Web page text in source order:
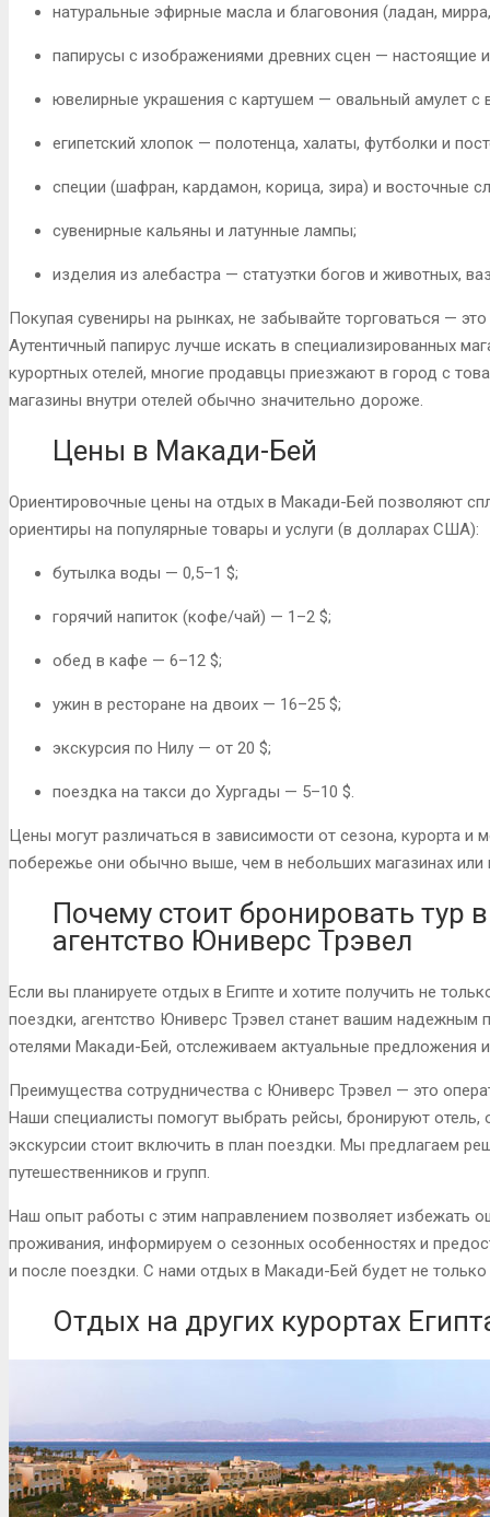
натуральные эфирные масла и благовония (ладан,
папирусы с изображениями древних сцен — настоящие
ювелирные украшения с картушем — овальный амулет
египетский хлопок — полотенца, халаты, футболки и
специи (шафран, кардамон, корица, зира) и восточные
сувенирные кальяны и латунные лампы;
изделия из алебастра — статуэтки богов и животных,
Покупая сувениры на рынках, не забывайте торговаться — это
Аутентичный папирус лучше искать в специализированных
курортных отелей, многие продавцы приезжают в город с
магазины внутри отелей обычно значительно дороже.
Цены в Макади-Бей
Ориентировочные цены на отдых в Макади-Бей позволяют
ориентиры на популярные товары и услуги (в долларах США):
бутылка воды — 0,5–1 $;
горячий напиток (кофе/чай) — 1–2 $;
обед в кафе — 6–12 $;
ужин в ресторане на двоих — 16–25 $;
экскурсия по Нилу — от 20 $;
поездка на такси до Хургады — 5–10 $.
Цены могут различаться в зависимости от сезона, курорта и
побережье они обычно выше, чем в небольших магазинах или
Почему стоит бронировать тур
агентство Юниверс Трэвел
Если вы планируете отдых в Египте и хотите получить не
поездки, агентство Юниверс Трэвел станет вашим
отелями Макади-Бей, отслеживаем актуальные
Преимущества сотрудничества с Юниверс Трэвел — это
Наши специалисты помогут выбрать рейсы, бронируют отель,
экскурсии стоит включить в план поездки. Мы предлагаем
путешественников и групп.
Наш опыт работы с этим направлением позволяет избежать
проживания, информируем о сезонных особенностях и
и после поездки. С нами отдых в Макади-Бей будет не
Отдых на других курортах